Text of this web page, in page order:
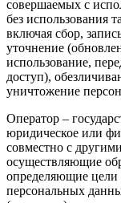
совершаемых с
без использования
включая сбор,
уточнение
использование,
доступ),
уничтожение
Оператор –
юридическое или
совместно с
осуществляющие
определяющие цели
персональных